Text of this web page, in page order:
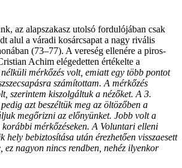
az alapszakasz utolsó fordulójában csak
alul a váradi kosárcsapat a nagy rivális
(73–77). A vereség ellenére a piros-
Achim elégedetten értékelte a
nélküli mérkőzés volt, emiatt egy több pontot
számítottam. A mérkőzés
szerintem kiszolgáltuk a nézőket. A 3.
azt beszéltük meg az öltözőben a
megőrizni az előnyünket. Jobb volt a
mérkőzéseken. A Voluntari elleni
hely bebiztosítása után érezhetően visszaesett
ez nagyon nincs rendben, nehéz ilyenkor